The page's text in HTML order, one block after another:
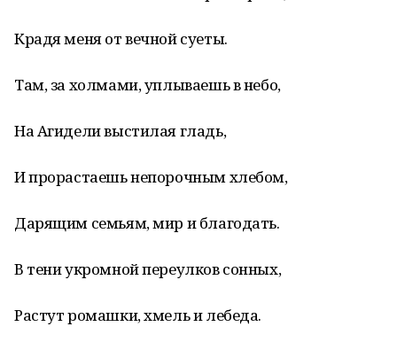
Крадя меня от вечной суеты.
Там, за холмами, уплываешь в небо,
На Агидели выстилая гладь,
И прорастаешь непорочным хлебом,
Дарящим семьям, мир и благодать.
В тени укромной переулков сонных,
Растут ромашки, хмель и лебеда.